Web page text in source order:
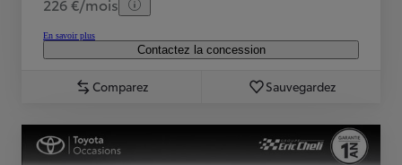
226 €/mois
En savoir plus
Contactez la concession
Comparez Sauvegardez